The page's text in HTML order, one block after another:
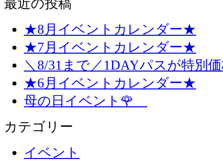
最近の投稿
★8月イベントカレンダー★
★7月イベントカレンダー★
＼8/31まで／1DAYパスが特別
★6月イベントカレンダー★
母の日イベント🌹
カテゴリー
イベント